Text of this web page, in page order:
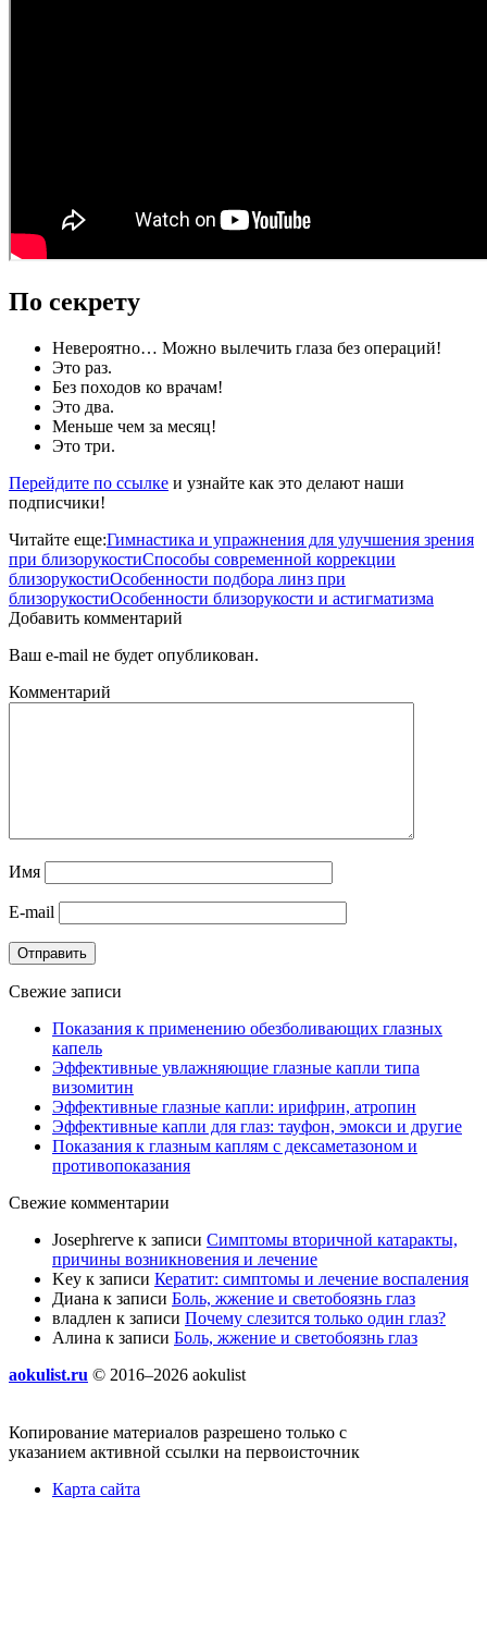
По секрету
Невероятно… Можно вылечить глаза без операций!
Это раз.
Без походов ко врачам!
Это два.
Меньше чем за месяц!
Это три.
Перейдите по ссылке и узнайте как это делают наши
подписчики!
Читайте еще:Гимнастика и упражнения для улучшения зрения
при близорукостиСпособы современной коррекции
близорукостиОсобенности подбора линз при
близорукостиОсобенности близорукости и астигматизма
Добавить комментарий
Ваш e-mail не будет опубликован.
Комментарий
Имя
E-mail
Отправить
Свежие записи
Показания к применению обезболивающих глазных
капель
Эффективные увлажняющие глазные капли типа
визомитин
Эффективные глазные капли: ирифрин, атропин
Эффективные капли для глаз: тауфон, эмокси и другие
Показания к глазным каплям с дексаметазоном и
противопоказания
Свежие комментарии
Josephrerve к записи Симптомы вторичной катаракты,
причины возникновения и лечение
Key к записи Кератит: симптомы и лечение воспаления
Диана к записи Боль, жжение и светобоязнь глаз
владлен к записи Почему слезится только один глаз?
Алина к записи Боль, жжение и светобоязнь глаз
aokulist.ru © 2016–2026 aokulist
Копирование материалов разрешено только с
указанием активной ссылки на первоисточник
Карта сайта